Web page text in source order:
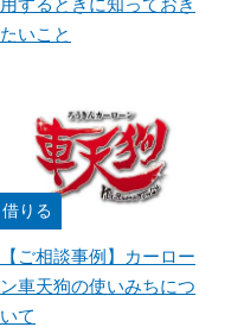
用するときに知っておき
たいこと
借りる
【ご相談事例】カーロー
ン車天狗の使いみちにつ
いて